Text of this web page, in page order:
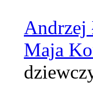
Andrzej
Maja